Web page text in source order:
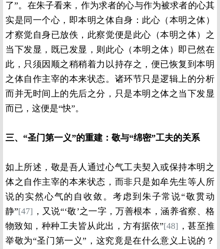
了”。在朱子看来，作为求者的心与作为被求者的心其
实是同一个心，即本明之体自身：此心（本明之体）
才察觉自身已放佚，此察觉便是此心（本明之体）之
当下发显，既已发显，则此心（本明之体）即已然在
此，只须因顺之稍稍着力以持存之，便已恢复到本明
之体自作主宰的本来状态。诸环节只是逻辑上的分析
而并无时间上的先后之分，只是本明之体之当下发显
而已，这便是“快”。
三、“圣门第一义”的重建：敬与“绵密”工夫的关系
如上所述，敬是吾人通过心气工夫契入或保持本明之
体之自作主宰的本来状态，而非只是如牟先生等人所
说的实然心气的自收敛。考虑到朱子常说“敬贯动
静”[47] ，又说“‘敬’之一字，万善根本，涵养省察、格
物致知，种种工夫皆从此出，方有据依”[48] ，甚至推
举敬为“圣门第一义”，这究竟是在什么意义上说的？